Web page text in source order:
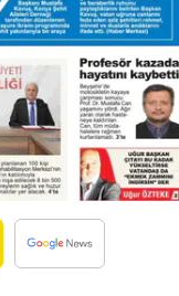
Edirne
Erzincan
Erzurum
Eskişehir
Gaziantep